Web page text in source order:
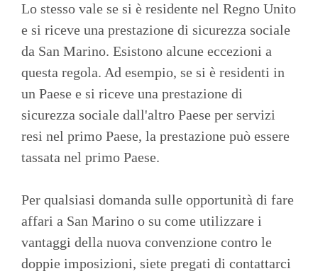
Lo stesso vale se si è residente nel Regno Unito
e si riceve una prestazione di sicurezza sociale
da San Marino. Esistono alcune eccezioni a
questa regola. Ad esempio, se si è residenti in
un Paese e si riceve una prestazione di
sicurezza sociale dall'altro Paese per servizi
resi nel primo Paese, la prestazione può essere
tassata nel primo Paese.
Per qualsiasi domanda sulle opportunità di fare
affari a San Marino o su come utilizzare i
vantaggi della nuova convenzione contro le
doppie imposizioni, siete pregati di contattarci